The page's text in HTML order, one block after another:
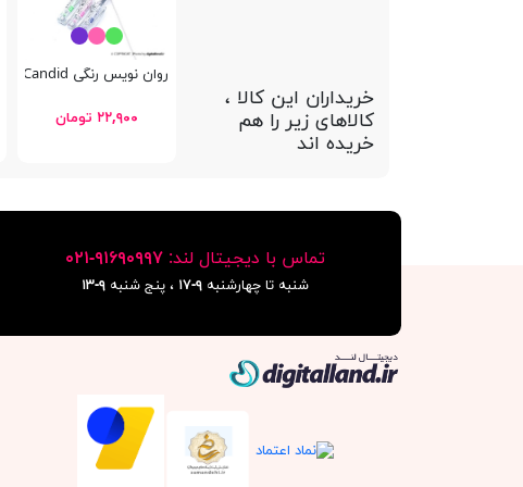
خریداران این کالا ،
کالاهای زیر را هم
خریده اند
روان نویس رنگی Creators Class Candid
۲۲,۹۰۰ تومان
تماس با دیجیتال لند: ٩١۶٩٠٩٩٧-٠٢١
شنبه تا چهارشنبه ۹-۱۷ ، پنج شنبه ۹-١٣